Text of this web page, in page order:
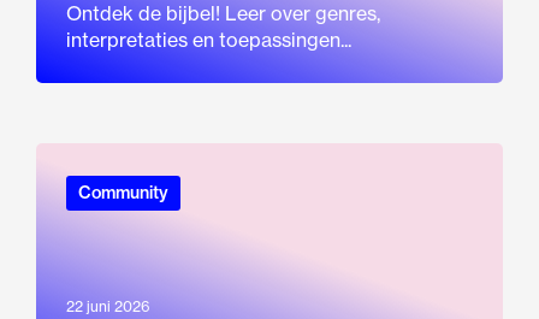
Ontdek de bijbel! Leer over genres,
interpretaties en toepassingen...
Community
22 juni 2026